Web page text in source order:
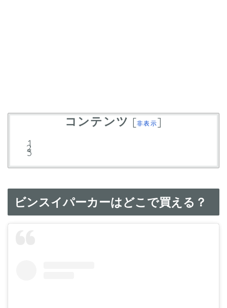
コンテンツ [非表示]
ビンスイパーカーはどこで買える？